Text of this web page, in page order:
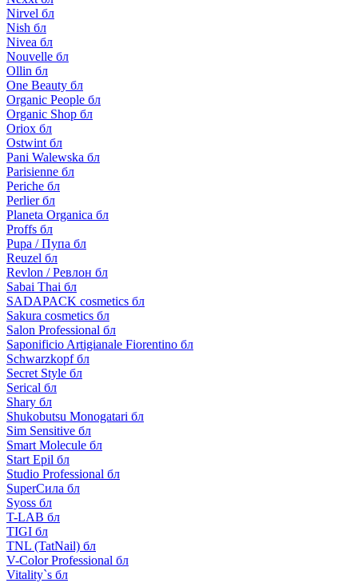
Nirvel бл
Nish бл
Nivea бл
Nouvelle бл
Ollin бл
One Beauty бл
Organic People бл
Organic Shop бл
Oriox бл
Ostwint бл
Pani Walewska бл
Parisienne бл
Periche бл
Perlier бл
Planeta Organica бл
Proffs бл
Pupa / Пупа бл
Reuzel бл
Revlon / Ревлон бл
Sabai Thai бл
SADAPACK cosmetics бл
Sakura cosmetics бл
Salon Professional бл
Saponificio Artigianale Fiorentino бл
Schwarzkopf бл
Secret Style бл
Serical бл
Shary бл
Shukobutsu Monogatari бл
Sim Sensitive бл
Smart Molecule бл
Start Epil бл
Studio Professional бл
SuperСила бл
Syoss бл
T-LAB бл
TIGI бл
TNL (TatNail) бл
V-Color Professional бл
Vitality`s бл